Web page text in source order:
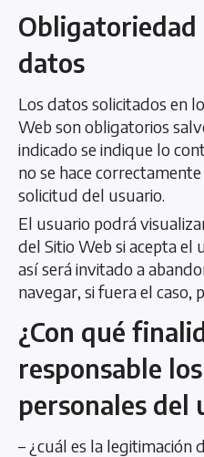
datos
Los datos solicitados en
Web son obligatorios
indicado se indique lo
no se hace
solicitud del usuario.
El usuario podrá
del Sitio Web si acepta el
así será invitado a
navegar, si fuera el caso,
¿Con qué
responsable
personales del
– ¿cuál es la legitimación